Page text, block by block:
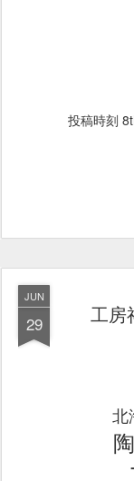
投稿時刻
JUN
29 工房
北